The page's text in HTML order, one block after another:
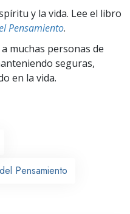
y la vida. Lee el libro
Pensamiento.
muchas personas de
seguras,
en la vida.
Pensamiento